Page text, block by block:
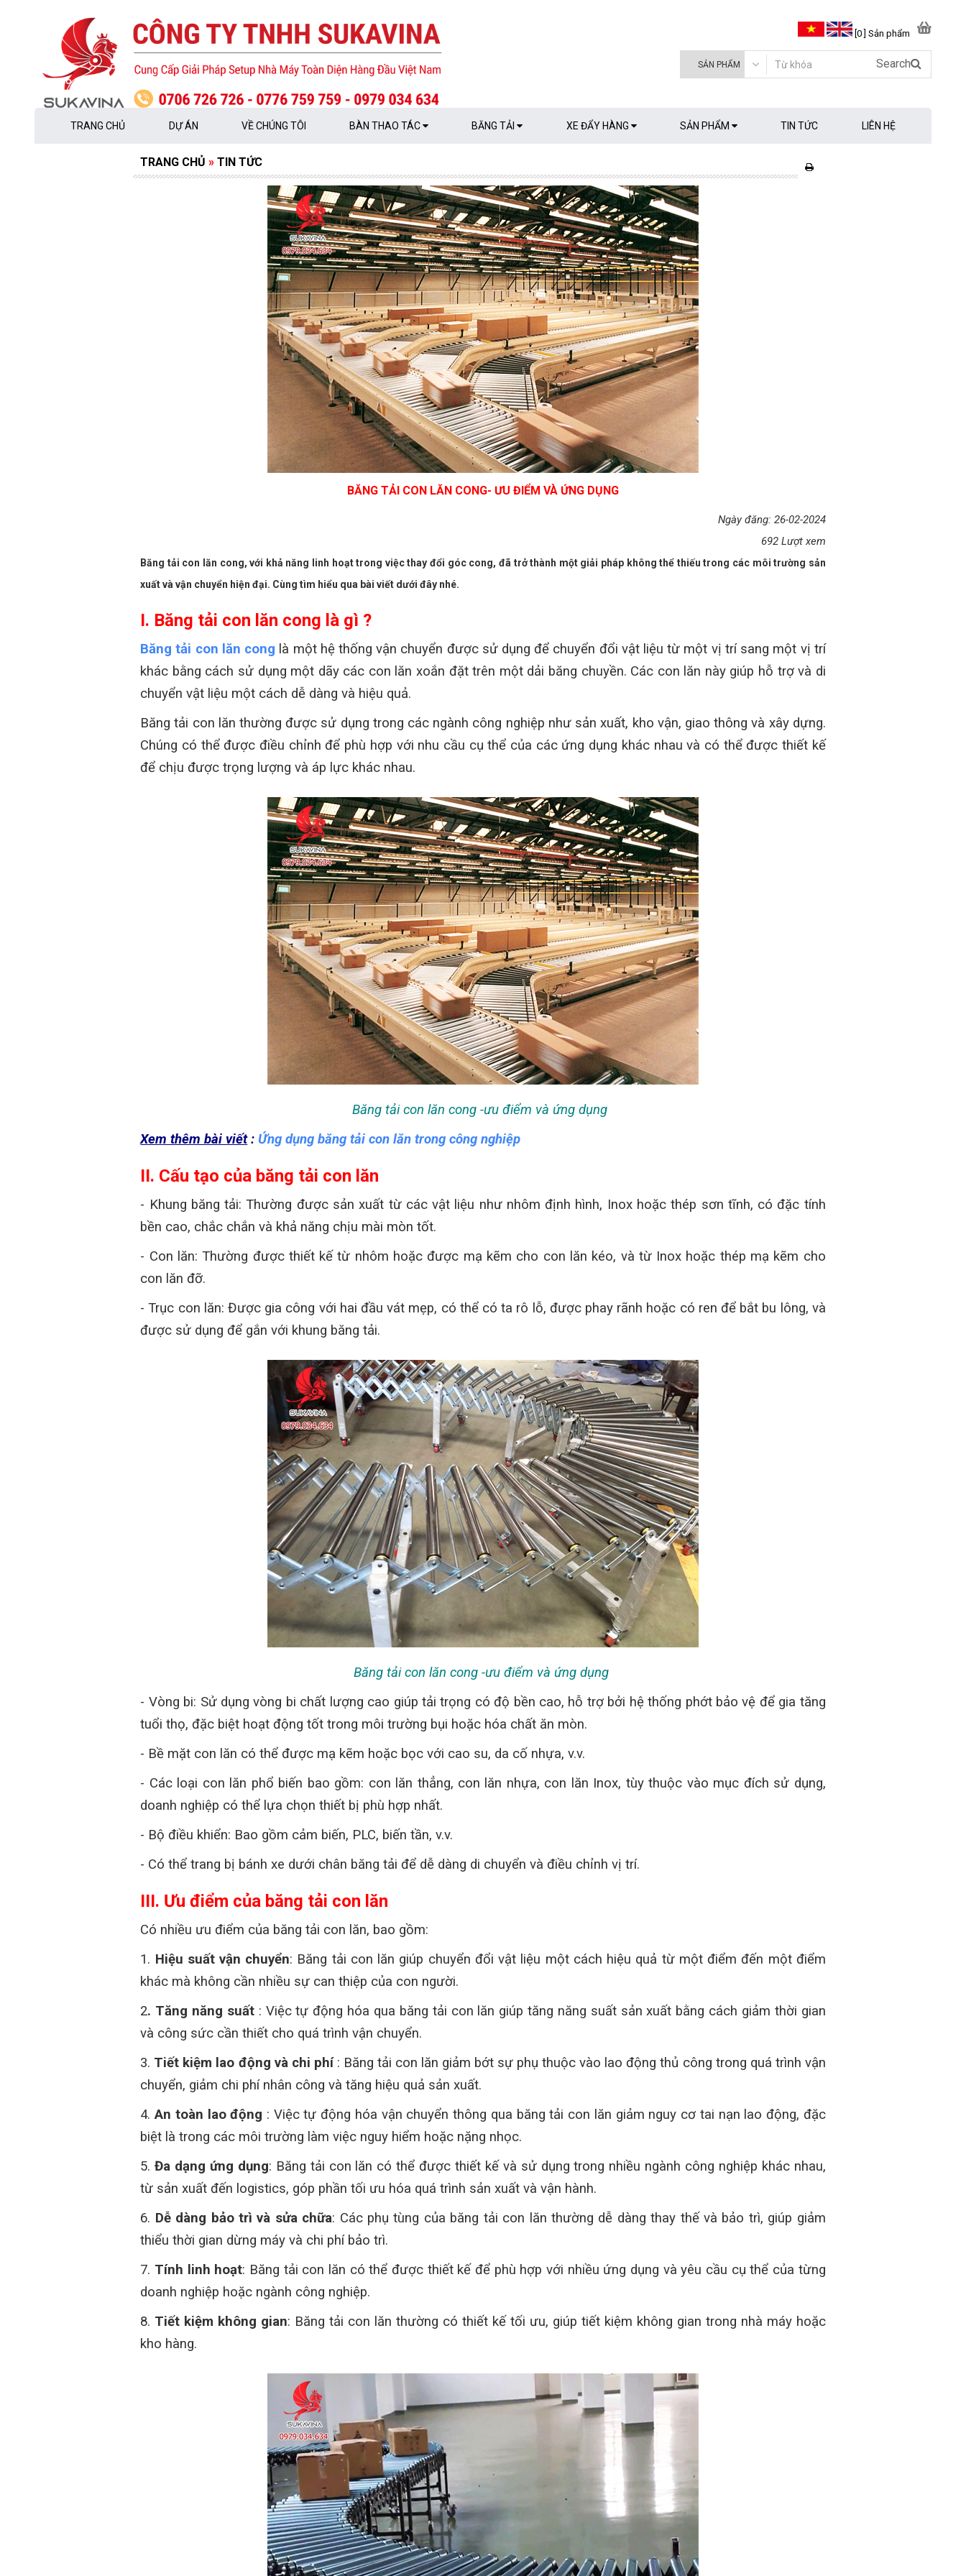
BĂNG TẢI CON LĂN CONG- ƯU ĐIỂM VÀ ỨNG DỤNG
Ngày đăng: 26-02-2024
692 Lượt xem
Băng tải con lăn cong, với khả năng linh hoạt trong việc thay đổi góc cong, đã trở thành một giải pháp không thể thiếu trong các môi trường sản
xuất và vận chuyển hiện đại. Cùng tìm hiểu qua bài viết dưới đây nhé.
I. Băng tải con lăn cong là gì ?
Băng tải con lăn cong là một hệ thống vận chuyển được sử dụng để chuyển đổi vật liệu từ một vị trí sang một vị trí
khác bằng cách sử dụng một dãy các con lăn xoắn đặt trên một dải băng chuyền. Các con lăn này giúp hỗ trợ và di
chuyển vật liệu một cách dễ dàng và hiệu quả.
Băng tải con lăn thường được sử dụng trong các ngành công nghiệp như sản xuất, kho vận, giao thông và xây dựng.
Chúng có thể được điều chỉnh để phù hợp với nhu cầu cụ thể của các ứng dụng khác nhau và có thể được thiết kế
để chịu được trọng lượng và áp lực khác nhau.
Băng tải con lăn cong -ưu điểm và ứng dụng
Xem thêm bài viết: Ứng dụng băng tải con lăn trong công nghiệp
II. Cấu tạo của băng tải con lăn
- Khung băng tải: Thường được sản xuất từ các vật liệu như nhôm định hình, Inox hoặc thép sơn tĩnh, có đặc tính
bền cao, chắc chắn và khả năng chịu mài mòn tốt.
- Con lăn: Thường được thiết kế từ nhôm hoặc được mạ kẽm cho con lăn kéo, và từ Inox hoặc thép mạ kẽm cho
con lăn đỡ.
- Trục con lăn: Được gia công với hai đầu vát mẹp, có thể có ta rô lỗ, được phay rãnh hoặc có ren để bắt bu lông, và
được sử dụng để gắn với khung băng tải.
Băng tải con lăn cong -ưu điểm và ứng dụng
- Vòng bi: Sử dụng vòng bi chất lượng cao giúp tải trọng có độ bền cao, hỗ trợ bởi hệ thống phớt bảo vệ để gia tăng
tuổi thọ, đặc biệt hoạt động tốt trong môi trường bụi hoặc hóa chất ăn mòn.
- Bề mặt con lăn có thể được mạ kẽm hoặc bọc với cao su, da cố nhựa, v.v.
- Các loại con lăn phổ biến bao gồm: con lăn thẳng, con lăn nhựa, con lăn Inox, tùy thuộc vào mục đích sử dụng,
doanh nghiệp có thể lựa chọn thiết bị phù hợp nhất.
- Bộ điều khiển: Bao gồm cảm biến, PLC, biến tần, v.v.
- Có thể trang bị bánh xe dưới chân băng tải để dễ dàng di chuyển và điều chỉnh vị trí.
III. Ưu điểm của băng tải con lăn
Có nhiều ưu điểm của băng tải con lăn, bao gồm:
1. Hiệu suất vận chuyển: Băng tải con lăn giúp chuyển đổi vật liệu một cách hiệu quả từ một điểm đến một điểm
khác mà không cần nhiều sự can thiệp của con người.
2. Tăng năng suất: Việc tự động hóa qua băng tải con lăn giúp tăng năng suất sản xuất bằng cách giảm thời gian
và công sức cần thiết cho quá trình vận chuyển.
3. Tiết kiệm lao động và chi phí: Băng tải con lăn giảm bớt sự phụ thuộc vào lao động thủ công trong quá trình vận
chuyển, giảm chi phí nhân công và tăng hiệu quả sản xuất.
4.An toàn lao động : Việc tự động hóa vận chuyển thông qua băng tải con lăn giảm nguy cơ tai nạn lao động, đặc
biệt là trong các môi trường làm việc nguy hiểm hoặc nặng nhọc.
5.Đa dạng ứng dụng: Băng tải con lăn có thể được thiết kế và sử dụng trong nhiều ngành công nghiệp khác nhau,
từ sản xuất đến logistics, góp phần tối ưu hóa quá trình sản xuất và vận hành.
6. Dễ dàng bảo trì và sửa chữa: Các phụ tùng của băng tải con lăn thường dễ dàng thay thế và bảo trì, giúp giảm
thiểu thời gian dừng máy và chi phí bảo trì.
7. Tính linh hoạt: Băng tải con lăn có thể được thiết kế để phù hợp với nhiều ứng dụng và yêu cầu cụ thể của từng
doanh nghiệp hoặc ngành công nghiệp.
8. Tiết kiệm không gian: Băng tải con lăn thường có thiết kế tối ưu, giúp tiết kiệm không gian trong nhà máy hoặc
kho hàng.
TRANG CHỦ »TIN TỨC
[0 ] Sản phẩm
Search
TRANG CHỦ DỰ ÁN VỀ CHÚNG TÔI BÀN THAO TÁC BĂNG TẢI XE ĐẨY HÀNG SẢN PHẨM TIN TỨC LIÊN HỆ